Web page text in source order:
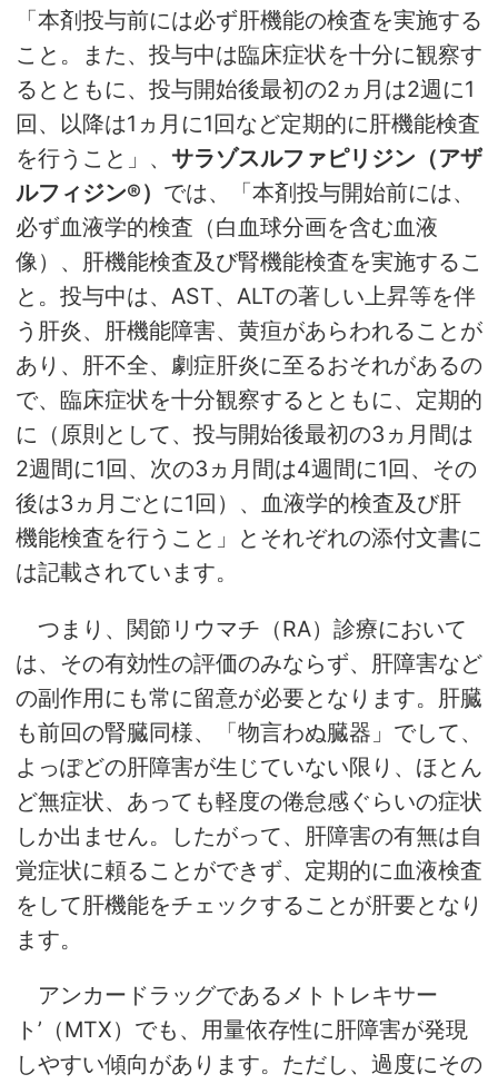
「本剤投与前には必ず肝機能の検査を実施する
こと。また、投与中は臨床症状を十分に観察す
るとともに、投与開始後最初の2ヵ月は2週に1
回、以降は1ヵ月に1回など定期的に肝機能検査
を行うこと」、 サラゾスルファピリジン（アザ
ルフィジン®） では、「本剤投与開始前には、
必ず血液学的検査（白血球分画を含む血液
像）、肝機能検査及び腎機能検査を実施するこ
と。投与中は、AST、ALTの著しい上昇等を伴
う肝炎、肝機能障害、黄疸があらわれることが
あり、肝不全、劇症肝炎に至るおそれがあるの
で、臨床症状を十分観察するとともに、定期的
に（原則として、投与開始後最初の3ヵ月間は
2週間に1回、次の3ヵ月間は4週間に1回、その
後は3ヵ月ごとに1回）、血液学的検査及び肝
機能検査を行うこと」とそれぞれの添付文書に
は記載されています。
つまり、関節リウマチ（RA）診療において
は、その有効性の評価のみならず、肝障害など
の副作用にも常に留意が必要となります。肝臓
も前回の腎臓同様、「物言わぬ臓器」でして、
よっぽどの肝障害が生じていない限り、ほとん
ど無症状、あっても軽度の倦怠感ぐらいの症状
しか出ません。したがって、肝障害の有無は自
覚症状に頼ることができず、定期的に血液検査
をして肝機能をチェックすることが肝要となり
ます。
アンカードラッグであるメトトレキサー
ト’（MTX）でも、用量依存性に肝障害が発現
しやすい傾向があります。ただし、過度にその